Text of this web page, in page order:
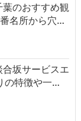
のおすすめ観
名所から穴…
坂サービスエ
の特徴や一…